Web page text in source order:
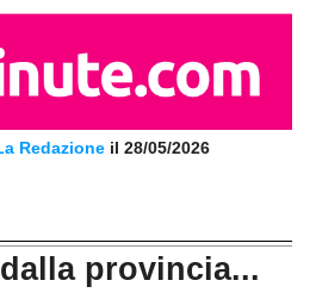
Redazione il 28/05/2026
provincia...